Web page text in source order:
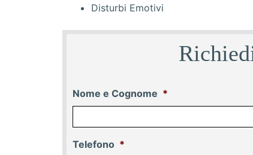
Disturbi Emotivi
Nome e Cognome *
Telefono *